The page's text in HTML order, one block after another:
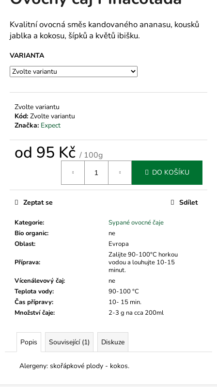
z
5
hvězdiček.
Kvalitní ovocná směs kandovaného ananasu, kousků
jablka a kokosu, šípků a květů ibišku.
VARIANTA
Zvolte variantu
Kód: Zvolte variantu
Značka: Expect
od 95 Kč / 100g
DO KOŠÍKU
Kategorie:
Sypané ovocné čaje
Bio organic:
ne
Oblast: Evropa
Příprava:
Zalijte 90-100°C horkou
vodou a louhujte 10-15
minut.
Vícenálevový čaj:
ne
Teplota vody:
90-100 °C
Čas přípravy:
10- 15 min.
Množství čaje: 2-3 g na cca 200ml
Zeptat se Sdílet
Popis Související (1) Diskuze
Alergeny: skořápkové plody - kokos.
j
í
t
?
HLEDAT
D
o
u
u
m